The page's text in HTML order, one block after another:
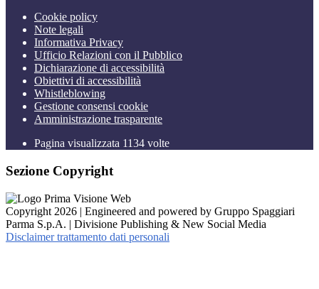
Cookie policy
Note legali
Informativa Privacy
Ufficio Relazioni con il Pubblico
Dichiarazione di accessibilità
Obiettivi di accessibilità
Whistleblowing
Gestione consensi cookie
Amministrazione trasparente
Pagina visualizzata 1134 volte
Sezione Copyright
Copyright 2026 | Engineered and powered by Gruppo Spaggiari
Parma S.p.A. | Divisione Publishing & New Social Media
Disclaimer trattamento dati personali